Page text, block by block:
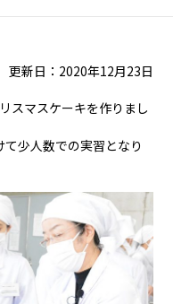
更新日：2020年12月23日
スマスケーキを作りまし
少人数での実習となり